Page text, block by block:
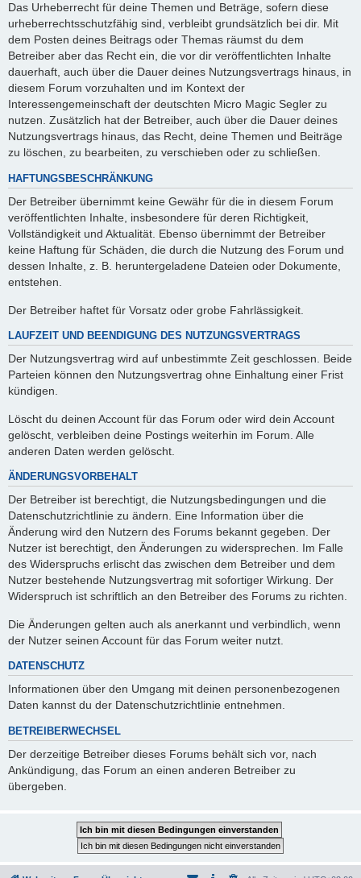
Das Urheberrecht für deine Themen und Beträge, sofern diese
urheberrechtsschutzfähig sind, verbleibt grundsätzlich bei dir. Mit
dem Posten deines Beitrags oder Themas räumst du dem
Betreiber aber das Recht ein, die vor dir veröffentlichten Inhalte
dauerhaft, auch über die Dauer deines Nutzungsvertrags hinaus, in
diesem Forum vorzuhalten und im Kontext der
Interessengemeinschaft der deutschten Micro Magic Segler zu
nutzen. Zusätzlich hat der Betreiber, auch über die Dauer deines
Nutzungsvertrags hinaus, das Recht, deine Themen und Beiträge
zu löschen, zu bearbeiten, zu verschieben oder zu schließen.
HAFTUNGSBESCHRÄNKUNG
Der Betreiber übernimmt keine Gewähr für die in diesem Forum
veröffentlichten Inhalte, insbesondere für deren Richtigkeit,
Vollständigkeit und Aktualität. Ebenso übernimmt der Betreiber
keine Haftung für Schäden, die durch die Nutzung des Forum und
dessen Inhalte, z. B. heruntergeladene Dateien oder Dokumente,
entstehen.
Der Betreiber haftet für Vorsatz oder grobe Fahrlässigkeit.
LAUFZEIT UND BEENDIGUNG DES NUTZUNGSVERTRAGS
Der Nutzungsvertrag wird auf unbestimmte Zeit geschlossen. Beide
Parteien können den Nutzungsvertrag ohne Einhaltung einer Frist
kündigen.
Löscht du deinen Account für das Forum oder wird dein Account
gelöscht, verbleiben deine Postings weiterhin im Forum. Alle
anderen Daten werden gelöscht.
ÄNDERUNGSVORBEHALT
Der Betreiber ist berechtigt, die Nutzungsbedingungen und die
Datenschutzrichtlinie zu ändern. Eine Information über die
Änderung wird den Nutzern des Forums bekannt gegeben. Der
Nutzer ist berechtigt, den Änderungen zu widersprechen. Im Falle
des Widerspruchs erlischt das zwischen dem Betreiber und dem
Nutzer bestehende Nutzungsvertrag mit sofortiger Wirkung. Der
Widerspruch ist schriftlich an den Betreiber des Forums zu richten.
Die Änderungen gelten auch als anerkannt und verbindlich, wenn
der Nutzer seinen Account für das Forum weiter nutzt.
DATENSCHUTZ
Informationen über den Umgang mit deinen personenbezogenen
Daten kannst du der Datenschutzrichtlinie entnehmen.
BETREIBERWECHSEL
Der derzeitige Betreiber dieses Forums behält sich vor, nach
Ankündigung, das Forum an einen anderen Betreiber zu
übergeben.